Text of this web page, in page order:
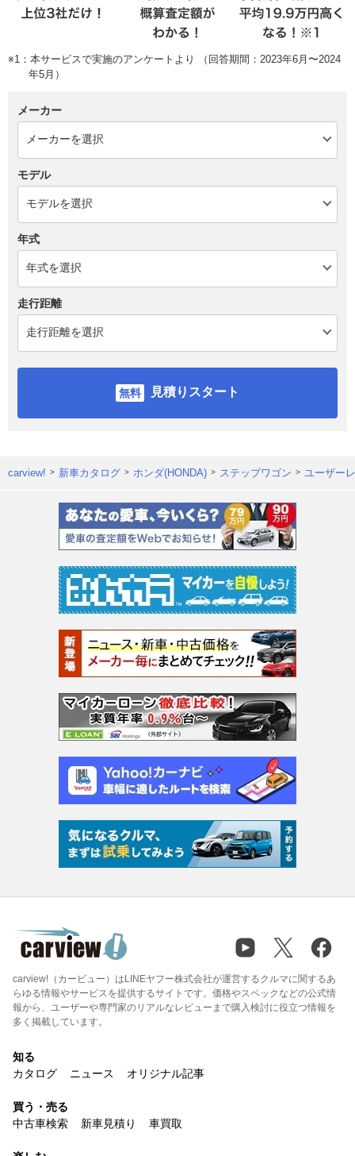
※1：本サービスで実施のアンケートより （回答期間：2023年6月〜2024
年5月）
メーカー
モデル
年式
走行距離
見積りスタート
carview! 新車カタログ ホンダ(HONDA) ステップワゴン ユーザー
carview!（カービュー）はLINEヤフー株式会社が運営するクルマに関するあ
らゆる情報やサービスを提供するサイトです。価格やスペックなどの公式情
報から、ユーザーや専門家のリアルなレビューまで購入検討に役立つ情報を
多く掲載しています。
知る
カタログ
ニュース オリジナル記事
買う・売る
中古車検索
新車見積り 車買取